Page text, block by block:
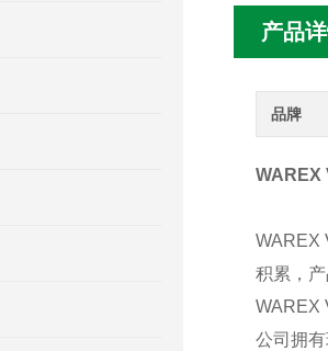
AC-MOTOREN电机FCPA 71B-2参数
产品
品牌
WAREX
WAREX
积累，
WAREX
公司拥